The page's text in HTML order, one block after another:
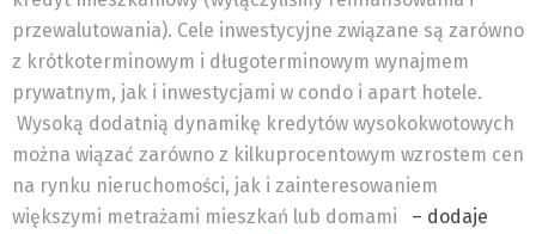
przewalutowania). Cele inwestycyjne związane są zarówno
z krótkoterminowym i długoterminowym wynajmem
prywatnym, jak i inwestycjami w condo i apart hotele.
Wysoką dodatnią dynamikę kredytów wysokokwotowych
można wiązać zarówno z kilkuprocentowym wzrostem cen
na rynku nieruchomości, jak i zainteresowaniem
większymi metrażami mieszkań lub domami
– dodaje